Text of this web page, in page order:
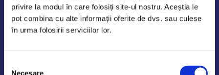
privire la modul în care folosiți site-ul nostru. Aceștia le
pot combina cu alte informații oferite de dvs. sau culese
în urma folosirii serviciilor lor.
Necesare
Luni - Vineri: 09:00-18:00
Sambata - Duminica: 10:00-14:00